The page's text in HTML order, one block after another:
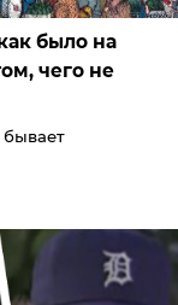
было на
чего не
бывает